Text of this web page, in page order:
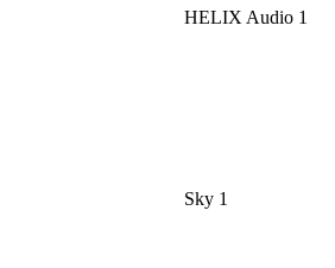
HELIX Audio 1
Sky 1